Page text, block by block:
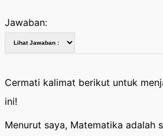
Jawaban:
Cermati kalimat berikut untuk
ini!
Menurut saya, Matematika adalah